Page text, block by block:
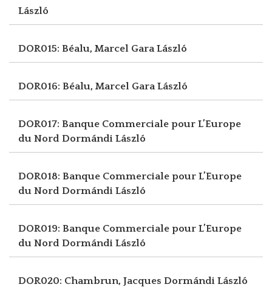
László
DOR015: Béalu, Marcel Gara László
DOR016: Béalu, Marcel Gara László
DOR017: Banque Commerciale pour L’Europe
du Nord Dormándi László
DOR018: Banque Commerciale pour L’Europe
du Nord Dormándi László
DOR019: Banque Commerciale pour L’Europe
du Nord Dormándi László
DOR020: Chambrun, Jacques Dormándi László